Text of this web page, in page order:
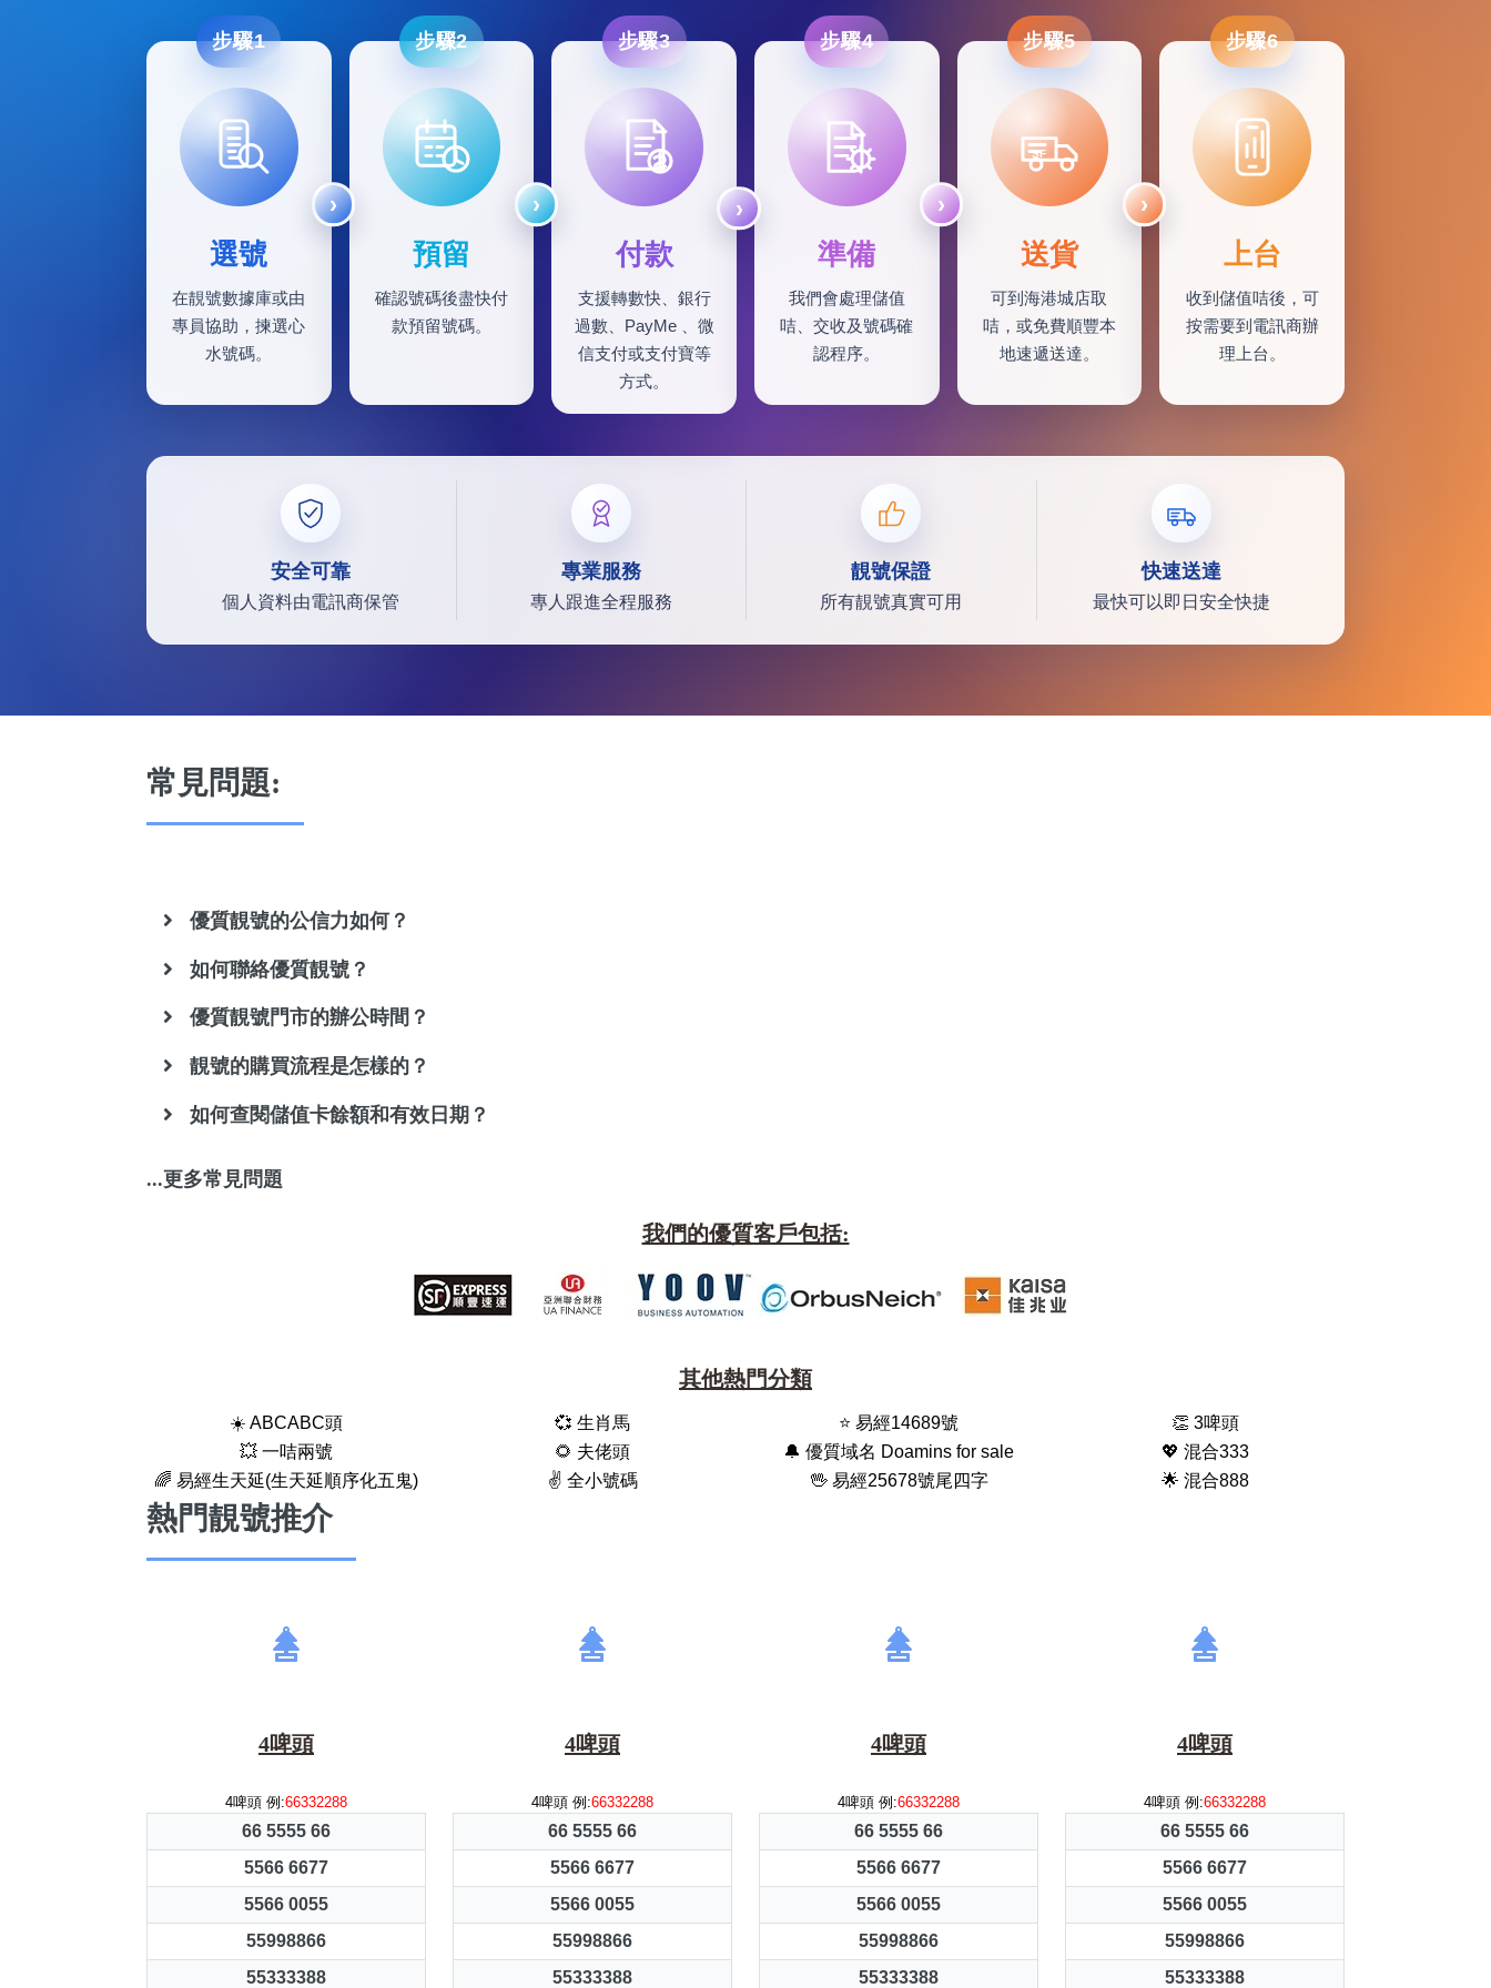
步驟1
選號
在靚號數據庫或由
專員協助，揀選心
水號碼。
步驟2
預留
確認號碼後盡快付
款預留號碼。
步驟3
付款
支援轉數快、銀行
過數、PayMe 、微
信支付或支付寶等
方式。
步驟4
準備
我們會處理儲值
咭、交收及號碼確
認程序。
步驟5
SF
送貨
可到海港城店取
咭，或免費順豐本
地速遞送達。
步驟6
上台
收到儲值咭後，可
按需要到電訊商辦
理上台。
安全可靠
個人資料由電訊商保管
專業服務
專人跟進全程服務
靚號保證
所有靚號真實可用
快速送達
最快可以即日安全快捷
常見問題:
優質靚號的公信力如何？
如何聯絡優質靚號？
優質靚號門市的辦公時間？
靚號的購買流程是怎樣的？
如何查閱儲值卡餘額和有效日期？
...更多常見問題
我們的優質客戶包括:
其他熱門分類
☀️ ABCABC頭 💞 生肖馬 ⭐️ 易經14689號
👏 3啤頭
💥 一咭兩號
🌻 夫佬頭 🔔 優質域名 Doamins for sale
💖 混合333
🌈 易經生天延(生天延順序化五鬼)
✌️ 全小號碼 🖖 易經25678號尾四字 🌟 混合888
熱門靚號推介
4啤頭
4啤頭 例:66332288
66 5555 66
5566 6677
5566 0055
55998866
55333388
4啤頭
4啤頭 例:66332288
66 5555 66
5566 6677
5566 0055
55998866
55333388
4啤頭
4啤頭 例:66332288
66 5555 66
5566 6677
5566 0055
55998866
55333388
4啤頭
4啤頭 例:66332288
66 5555 66
5566 6677
5566 0055
55998866
55333388